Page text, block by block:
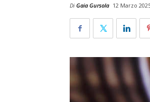
Di Gaia Gursola 12 Marzo